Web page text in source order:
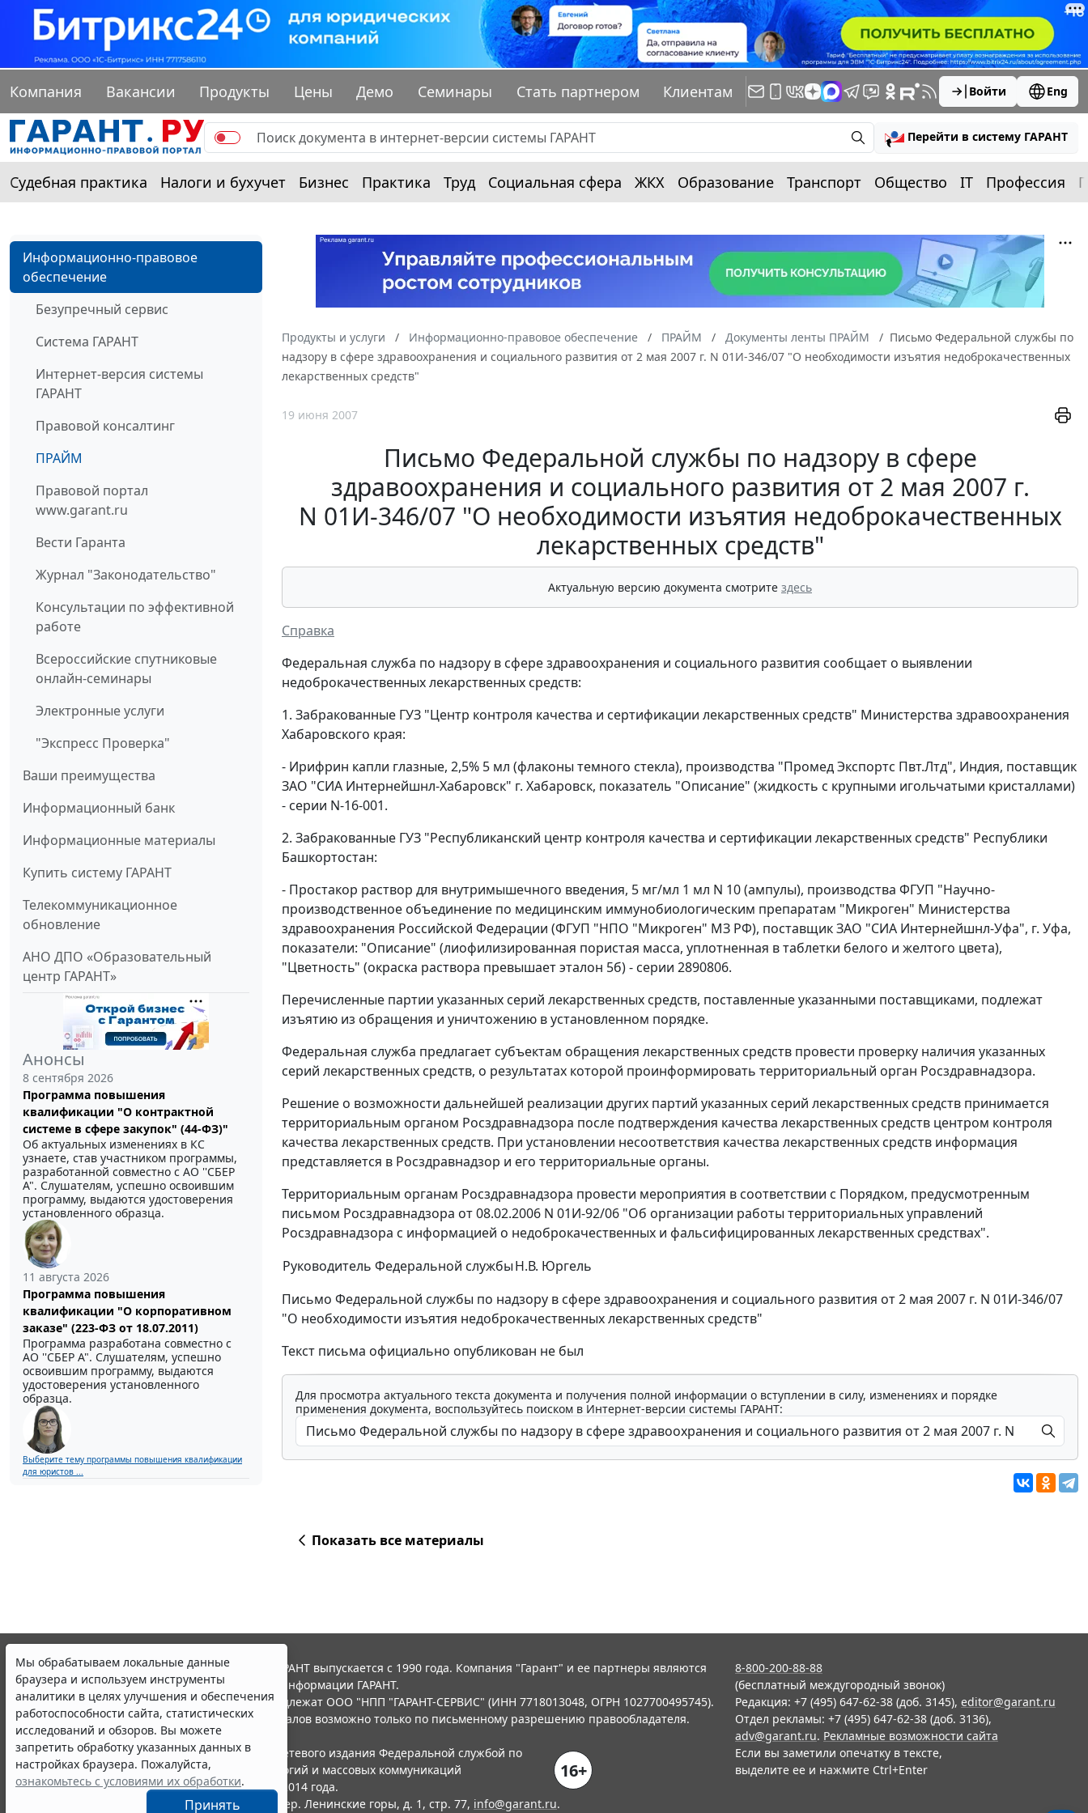
Компания Вакансии Продукты Цены Демо Семинары Стать партнером Клиентам Войти Eng
Перейти в систему ГАРАНТ
Судебная практика Налоги и бухучет Бизнес Практика Труд Социальная сфера ЖКХ Образование Транспорт Общество IT Профессия
Информационно-правовое
обеспечение
Безупречный сервис
Система ГАРАНТ
Интернет-версия системы
ГАРАНТ
Правовой консалтинг
ПРАЙМ
Правовой портал
www.garant.ru
Вести Гаранта
Журнал "Законодательство"
Консультации по эффективной
работе
Всероссийские спутниковые
онлайн-семинары
Электронные услуги
"Экспресс Проверка"
Ваши преимущества
Информационный банк
Информационные материалы
Купить систему ГАРАНТ
Телекоммуникационное
обновление
АНО ДПО «Образовательный
центр ГАРАНТ»
Анонсы
8 сентября 2026
Программа повышения
квалификации "О контрактной
системе в сфере закупок" (44-ФЗ)"
Об актуальных изменениях в КС
узнаете, став участником программы,
разработанной совместно с АО ''СБЕР
А". Слушателям, успешно освоившим
программу, выдаются удостоверения
установленного образца.
11 августа 2026
Программа повышения
квалификации "О корпоративном
заказе" (223-ФЗ от 18.07.2011)
Программа разработана совместно с
АО ''СБЕР А". Слушателям, успешно
освоившим программу, выдаются
удостоверения установленного
образца.
Выберите тему программы повышения квалификации
для юристов ...
Продукты и услуги Информационно-правовое обеспечение ПРАЙМ Документы ленты ПРАЙМ
Письмо Федеральной службы по
надзору в сфере здравоохранения и социального развития от 2 мая 2007 г. N 01И-346/07 "О необходимости изъятия недоброкачественных
лекарственных средств"
19 июня 2007
Письмо Федеральной службы по надзору в сфере
здравоохранения и социального развития от 2 мая 2007 г.
N 01И-346/07 "О необходимости изъятия недоброкачественных
лекарственных средств"
Актуальную версию документа смотрите здесь
Справка
Федеральная служба по надзору в сфере здравоохранения и социального развития сообщает о выявлении
недоброкачественных лекарственных средств:
1. Забракованные ГУЗ "Центр контроля качества и сертификации лекарственных средств" Министерства здравоохранения
Хабаровского края:
- Ирифрин капли глазные, 2,5% 5 мл (флаконы темного стекла), производства "Промед Экспортс Пвт.Лтд", Индия, поставщик
ЗАО "СИА Интернейшнл-Хабаровск" г. Хабаровск, показатель "Описание" (жидкость с крупными игольчатыми кристаллами)
- серии N-16-001.
2. Забракованные ГУЗ "Республиканский центр контроля качества и сертификации лекарственных средств" Республики
Башкортостан:
- Простакор раствор для внутримышечного введения, 5 мг/мл 1 мл N 10 (ампулы), производства ФГУП "Научно-
производственное объединение по медицинским иммунобиологическим препаратам "Микроген" Министерства
здравоохранения Российской Федерации (ФГУП "НПО "Микроген" МЗ РФ), поставщик ЗАО "СИА Интернейшнл-Уфа", г. Уфа,
показатели: "Описание" (лиофилизированная пористая масса, уплотненная в таблетки белого и желтого цвета),
"Цветность" (окраска раствора превышает эталон 5б) - серии 2890806.
Перечисленные партии указанных серий лекарственных средств, поставленные указанными поставщиками, подлежат
изъятию из обращения и уничтожению в установленном порядке.
Федеральная служба предлагает субъектам обращения лекарственных средств провести проверку наличия указанных
серий лекарственных средств, о результатах которой проинформировать территориальный орган Росздравнадзора.
Решение о возможности дальнейшей реализации других партий указанных серий лекарственных средств принимается
территориальным органом Росздравнадзора после подтверждения качества лекарственных средств центром контроля
качества лекарственных средств. При установлении несоответствия качества лекарственных средств информация
представляется в Росздравнадзор и его территориальные органы.
Территориальным органам Росздравнадзора провести мероприятия в соответствии с Порядком, предусмотренным
письмом Росздравнадзора от 08.02.2006 N 01И-92/06 "Об организации работы территориальных управлений
Росздравнадзора с информацией о недоброкачественных и фальсифицированных лекарственных средствах".
Руководитель Федеральной службыН.В. Юргель
Письмо Федеральной службы по надзору в сфере здравоохранения и социального развития от 2 мая 2007 г. N 01И-346/07
"О необходимости изъятия недоброкачественных лекарственных средств"
Текст письма официально опубликован не был
Для просмотра актуального текста документа и получения полной информации о вступлении в силу, изменениях и порядке
применения документа, воспользуйтесь поиском в Интернет-версии системы ГАРАНТ:
Показать все материалы
Мы обрабатываем локальные данные
браузера и используем инструменты
аналитики в целях улучшения и обеспечения
работоспособности сайта, статистических
исследований и обзоров. Вы можете
запретить обработку указанных данных в
настройках браузера. Пожалуйста,
ознакомьтесь с условиями их обработки.
Принять
© ООО "НПП "ГАРАНТ-СЕРВИС", 2026. Система ГАРАНТ выпускается с 1990 года. Компания "Гарант" и ее партнеры являются
участниками Российской ассоциации правовой информации ГАРАНТ.
Все права на материалы сайта ГАРАНТ.РУ принадлежат ООО "НПП "ГАРАНТ-СЕРВИС" (ИНН 7718013048, ОГРН 1027700495745).
Полное или частичное воспроизведение материалов возможно только по письменному разрешению правообладателя.
Правила использования портала.
Портал ГАРАНТ.РУ зарегистрирован в качестве сетевого издания Федеральной службой по
надзору в сфере связи,информационных технологий и массовых коммуникаций
(Роскомнадзором), Эл № ФС77-58365 от 18 июня 2014 года.
16+
ООО "НПП "ГАРАНТ-СЕРВИС", 119234, г. Москва, тер. Ленинские горы, д. 1, стр. 77, info@garant.ru.
8-800-200-88-88
(бесплатный междугородный звонок)
Редакция: +7 (495) 647-62-38 (доб. 3145), editor@garant.ru
Отдел рекламы: +7 (495) 647-62-38 (доб. 3136),
adv@garant.ru. Рекламные возможности сайта
Если вы заметили опечатку в тексте,
выделите ее и нажмите Ctrl+Enter